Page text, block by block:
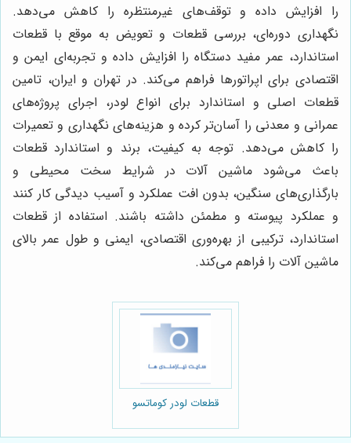
را افزایش داده و توقف‌های غیرمنتظره را کاهش می‌دهد.
نگهداری دوره‌ای، بررسی قطعات و تعویض به موقع با قطعات
استاندارد، عمر مفید دستگاه را افزایش داده و تجربه‌ای ایمن و
اقتصادی برای اپراتورها فراهم می‌کند. در تهران و ایران، تامین
قطعات اصلی و استاندارد برای انواع لودر، اجرای پروژه‌های
عمرانی و معدنی را آسان‌تر کرده و هزینه‌های نگهداری و تعمیرات
را کاهش می‌دهد. توجه به کیفیت، برند و استاندارد قطعات
باعث می‌شود ماشین آلات در شرایط سخت محیطی و
بارگذاری‌های سنگین، بدون افت عملکرد و آسیب دیدگی کار کنند
و عملکرد پیوسته و مطمئن داشته باشند. استفاده از قطعات
استاندارد، ترکیبی از بهره‌وری اقتصادی، ایمنی و طول عمر بالای
ماشین آلات را فراهم می‌کند.
قطعات لودر کوماتسو